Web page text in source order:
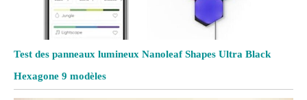
Test des panneaux lumineux Nanoleaf Shapes Ultra Black
Hexagone 9 modèles